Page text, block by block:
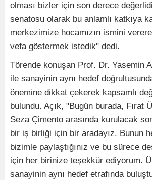
olması bizler için son derece
senatosu olarak bu anlamlı katkıya
merkezimize hocamızın ismini
vefa göstermek istedik" dedi.
Törende konuşan Prof. Dr. Yasemin
ile sanayinin aynı hedef
önemine dikkat çekerek kapsamlı
bulundu. Açık, "Bugün burada, Fırat
Seza Çimento arasında kurulacak
bir iş birliği için bir aradayız. Bunun
bizimle paylaştığınız ve bu sürece
için her birinize teşekkür ediyorum.
sanayinin aynı hedef etrafında